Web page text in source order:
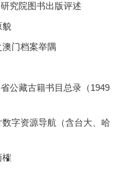
究院图书出版评述
貌
门档案举隅
公藏古籍书目总录（1949
字资源导航（含台大、哈
榷